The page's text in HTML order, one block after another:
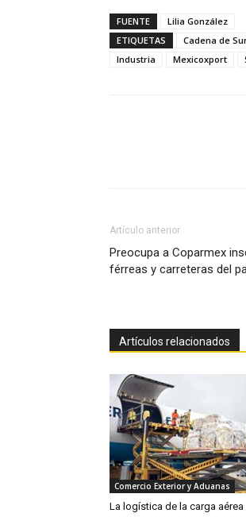
FUENTE
Lilia González
ETIQUETAS
Cadena de
Industria
Mexicoxport
Artículo anterior
Preocupa a Coparmex
férreas y carreteras del
Artículos relacionados
Comercio Exterior y Aduanas
La logística de la carga aérea